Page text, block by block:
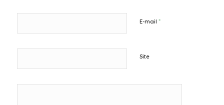
E-mail *
Site